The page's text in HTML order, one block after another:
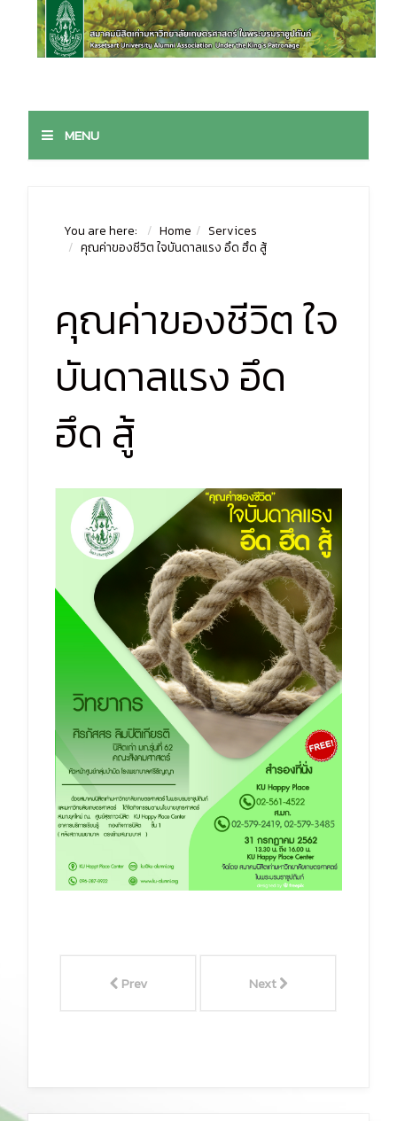
MENU
You are here: Home
Services
คุณค่าของชีวิต ใจบันดาลแรง อึด ฮึด สู้
คุณค่าของชีวิต ใจ
บันดาลแรง อึด
ฮึด สู้
Prev Next